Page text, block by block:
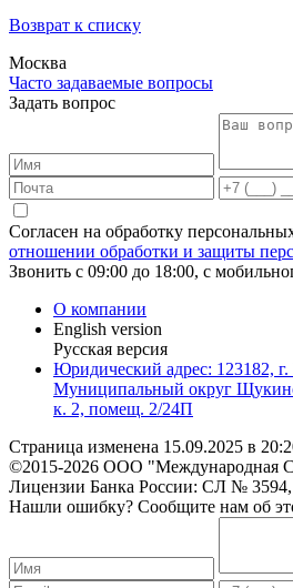
Возврат к списку
Москва
Часто задаваемые вопросы
Задать вопрос
Согласен на обработку
отношении обработки и защиты
Звонить с 09:00 до 18:00, с
О компании
English version
Русская версия
Юридический адрес: 123182, г.
Муниципальный округ
к. 2, помещ. 2/24П
Страница изменена
©2015-2026 ООО "Международная
Лицензии Банка России: СЛ №
Нашли ошибку? Сообщите нам об